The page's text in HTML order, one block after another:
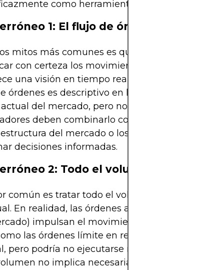
como herramienta de trading.
1: El flujo de órdenes predice
mitos más comunes es que el flujo de
con certeza los movimientos futuros de
una visión en tiempo real de la actividad del
órdenes es descriptivo en lugar de predictivo.
del mercado, pero no garantiza la
deben combinarlo con un contexto más
del mercado o los factores
decisiones informadas.
2: Todo el volumen es igual
común es tratar todo el volumen de trading
En realidad, las órdenes agresivas (compras y
impulsan el movimiento de precios. El
las órdenes límite en reposo, muestra
pero podría no ejecutarse nunca. Por lo tanto,
no implica necesariamente una